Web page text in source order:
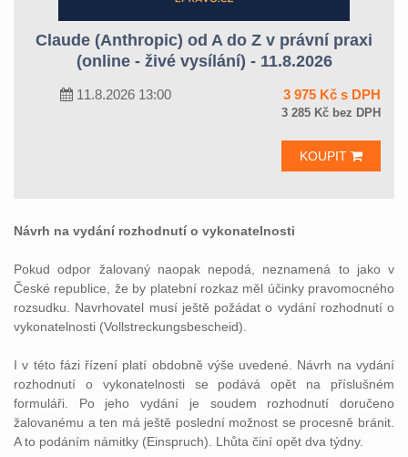
Claude (Anthropic) od A do Z v právní praxi
(online - živé vysílání) - 11.8.2026
11.8.2026 13:00 3 975 Kč s DPH
3 285 Kč bez DPH
KOUPIT
Návrh na vydání rozhodnutí o vykonatelnosti
Pokud odpor žalovaný naopak nepodá, neznamená to jako v
České republice, že by platební rozkaz měl účinky pravomocného
rozsudku. Navrhovatel musí ještě požádat o vydání rozhodnutí o
vykonatelnosti (Vollstreckungsbescheid).
I v této fázi řízení platí obdobně výše uvedené. Návrh na vydání
rozhodnutí o vykonatelnosti se podává opět na příslušném
formuláři. Po jeho vydání je soudem rozhodnutí doručeno
žalovanému a ten má ještě poslední možnost se procesně bránit.
A to podáním námitky (Einspruch). Lhůta činí opět dva týdny.